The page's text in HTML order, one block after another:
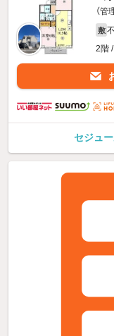
（管
敷
2階
セジュ